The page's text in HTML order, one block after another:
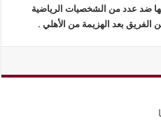
ضد عدد من الشخصيات الرياضية
الفريق بعد الهزيمة من الأهلي .